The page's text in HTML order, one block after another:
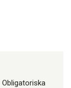
Obligatoriska